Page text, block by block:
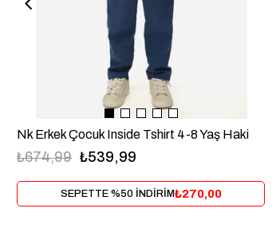
Nk Erkek Çocuk Inside Tshirt 4-8 Yaş Haki
₺539,99
₺674,99
SEPETTE %50 İNDİRİM₺270,00